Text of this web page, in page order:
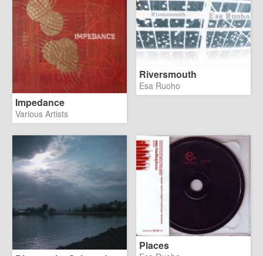
Impedance
Various Artists
Riversmouth
Esa Ruoho
Places